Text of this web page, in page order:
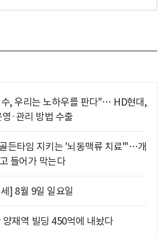
, 우리는 노하우를 판다"… HD현대,
·관리 방법 수출
든타임 지키는 '뇌동맥류 치료'"…개
들어가 막는다
] 8월 9일 일요일
양재역 빌딩 450억에 내놨다